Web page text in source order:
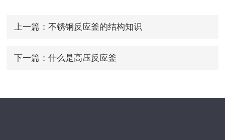
上一篇： 不锈钢反应釜的结构知识
下一篇： 什么是高压反应釜